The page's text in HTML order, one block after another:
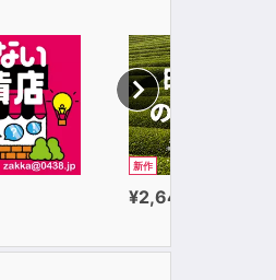
新作
¥2,640